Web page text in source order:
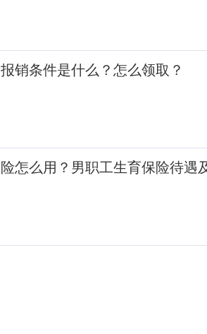
销条件是什么？怎么领取？
怎么用？男职工生育保险待遇